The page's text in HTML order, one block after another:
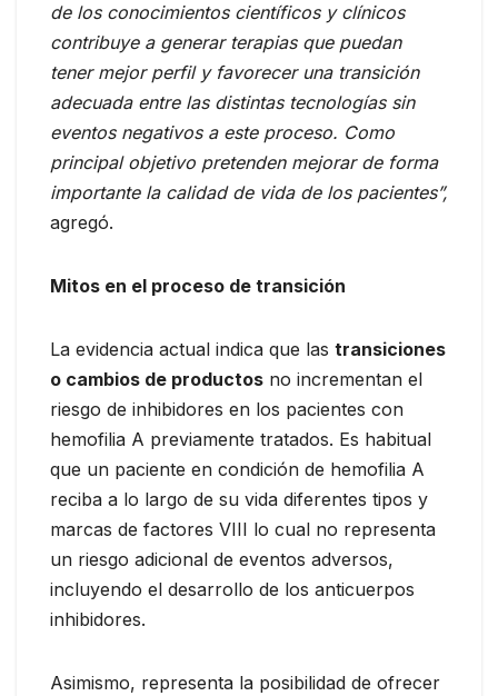
de los conocimientos científicos y clínicos
contribuye a generar terapias que puedan
tener mejor perfil y favorecer una transición
adecuada entre las distintas tecnologías sin
eventos negativos a este proceso. Como
principal objetivo pretenden mejorar de forma
importante la calidad de vida de los pacientes”,
agregó.
Mitos en el proceso de transición
La evidencia actual indica que las transiciones
o cambios de productos no incrementan el
riesgo de inhibidores en los pacientes con
hemofilia A previamente tratados. Es habitual
que un paciente en condición de hemofilia A
reciba a lo largo de su vida diferentes tipos y
marcas de factores VIII lo cual no representa
un riesgo adicional de eventos adversos,
incluyendo el desarrollo de los anticuerpos
inhibidores.
Asimismo, representa la posibilidad de ofrecer